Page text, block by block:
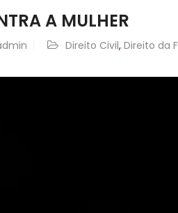
A MULHER
Direito Civil, Direito da